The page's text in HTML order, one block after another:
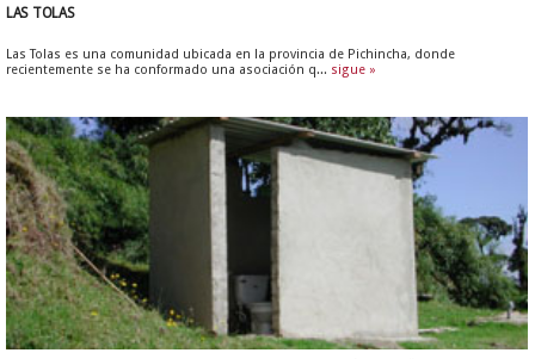
LAS TOLAS
Las Tolas es una comunidad ubicada en la provincia de Pichincha, donde
recientemente se ha conformado una asociación q... sigue »